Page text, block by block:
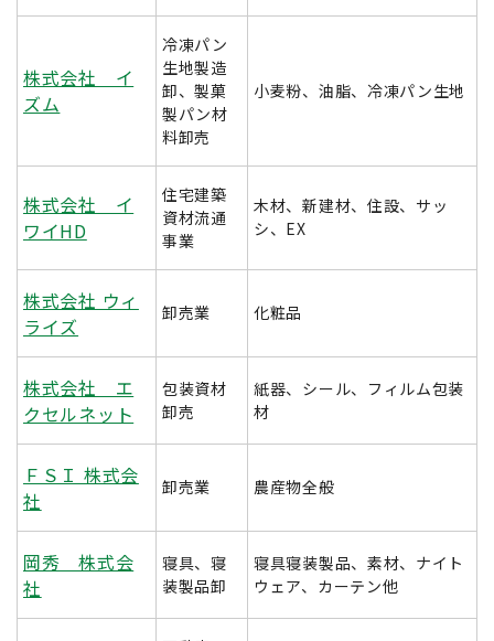
株式会社 イ
ズム
冷凍パン
生地製造
卸、製菓
製パン材
料卸売
小麦粉、油脂、冷凍パン生地
株式会社 イ
ワイHD
住宅建築
資材流通
事業
木材、新建材、住設、サッ
シ、EX
株式会社 ウィ
ライズ
卸売業 化粧品
株式会社 エ
クセルネット
包装資材
卸売
紙器、シール、フィルム包装
材
ＦＳＩ 株式会
社
卸売業 農産物全般
岡秀 株式会
社
寝具、寝
装製品卸
寝具寝装製品、素材、ナイト
ウェア、カーテン他